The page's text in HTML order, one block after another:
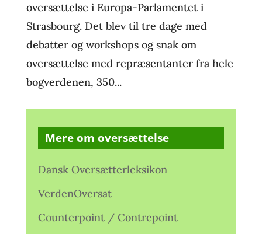
oversættelse i Europa-Parlamentet i
Strasbourg. Det blev til tre dage med
debatter og workshops og snak om
oversættelse med repræsentanter fra hele
bogverdenen, 350...
Mere om oversættelse
Dansk Oversætterleksikon
VerdenOversat
Counterpoint / Contrepoint